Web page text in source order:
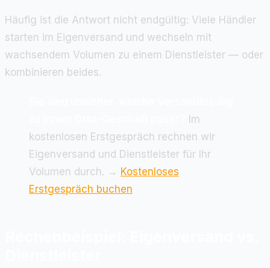
Häufig ist die Antwort nicht endgültig: Viele Händler
starten im Eigenversand und wechseln mit
wachsendem Volumen zu einem Dienstleister — oder
kombinieren beides.
Im
kostenlosen Erstgespräch rechnen wir
Eigenversand und Dienstleister für Ihr
Volumen durch. → Kostenloses
Erstgespräch buchen